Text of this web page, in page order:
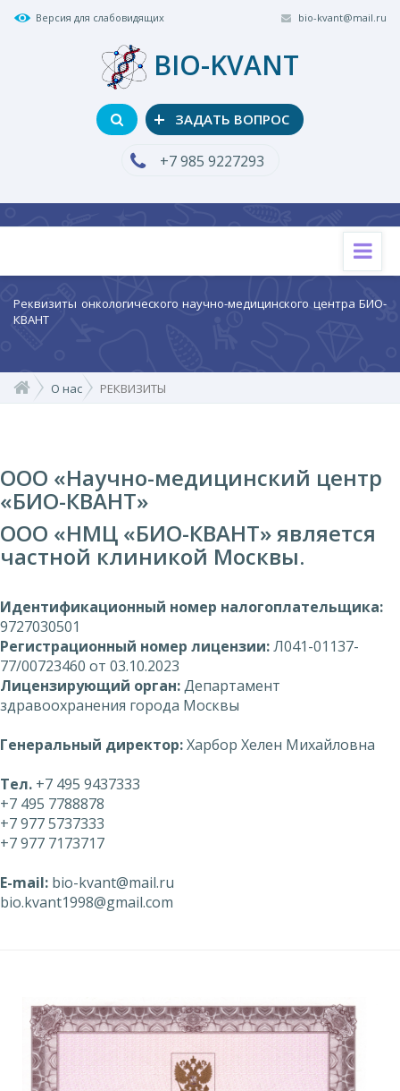
Версия для слабовидящих bio-kvant@mail.ru
BIO-KVANT
+ ЗАДАТЬ ВОПРОС
+7 985 9227293
Реквизиты онкологического научно-медицинского центра БИО-
КВАНТ
О нас РЕКВИЗИТЫ
ООО «Научно-медицинский центр
«БИО-КВАНТ»
ООО «НМЦ «БИО-КВАНТ» является
частной клиникой Москвы.
Идентификационный номер налогоплательщика:
9727030501
Регистрационный номер лицензии:Л041-01137-
77/00723460 от 03.10.2023
Лицензирующий орган:Департамент
здравоохранения города Москвы
Генеральный директор:Харбор Хелен Михайловна
Тел. +7 495 9437333
+7 495 7788878
+7 977 5737333
+7 977 7173717
E-mail: bio-kvant@mail.ru
bio.kvant1998@gmail.com